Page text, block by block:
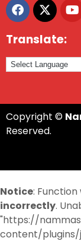
Translate:
Copyright ©
Reserved.
Notice:
incorrectly.
"https://
content/